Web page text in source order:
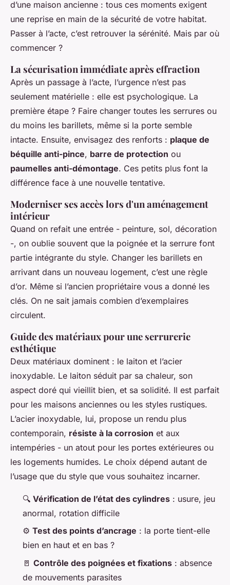
d’une maison ancienne : tous ces moments exigent
une reprise en main de la sécurité de votre habitat.
Passer à l’acte, c’est retrouver la sérénité. Mais par où
commencer ?
La sécurisation immédiate après effraction
Après un passage à l’acte, l’urgence n’est pas
seulement matérielle : elle est psychologique. La
première étape ? Faire changer toutes les serrures ou
du moins les barillets, même si la porte semble
intacte. Ensuite, envisagez des renforts : plaque de
béquille anti-pince, barre de protection ou
paumelles anti-démontage. Ces petits plus font la
différence face à une nouvelle tentative.
Moderniser ses accès lors d'un aménagement
intérieur
Quand on refait une entrée - peinture, sol, décoration
-, on oublie souvent que la poignée et la serrure font
partie intégrante du style. Changer les barillets en
arrivant dans un nouveau logement, c’est une règle
d’or. Même si l’ancien propriétaire vous a donné les
clés. On ne sait jamais combien d’exemplaires
circulent.
Guide des matériaux pour une serrurerie
esthétique
Deux matériaux dominent : le laiton et l’acier
inoxydable. Le laiton séduit par sa chaleur, son
aspect doré qui vieillit bien, et sa solidité. Il est parfait
pour les maisons anciennes ou les styles rustiques.
L’acier inoxydable, lui, propose un rendu plus
contemporain, résiste à la corrosion et aux
intempéries - un atout pour les portes extérieures ou
les logements humides. Le choix dépend autant de
l’usage que du style que vous souhaitez incarner.
🔍 Vérification de l’état des cylindres : usure, jeu
anormal, rotation difficile
⚙️ Test des points d’ancrage : la porte tient-elle
bien en haut et en bas ?
🚪 Contrôle des poignées et fixations : absence
de mouvements parasites